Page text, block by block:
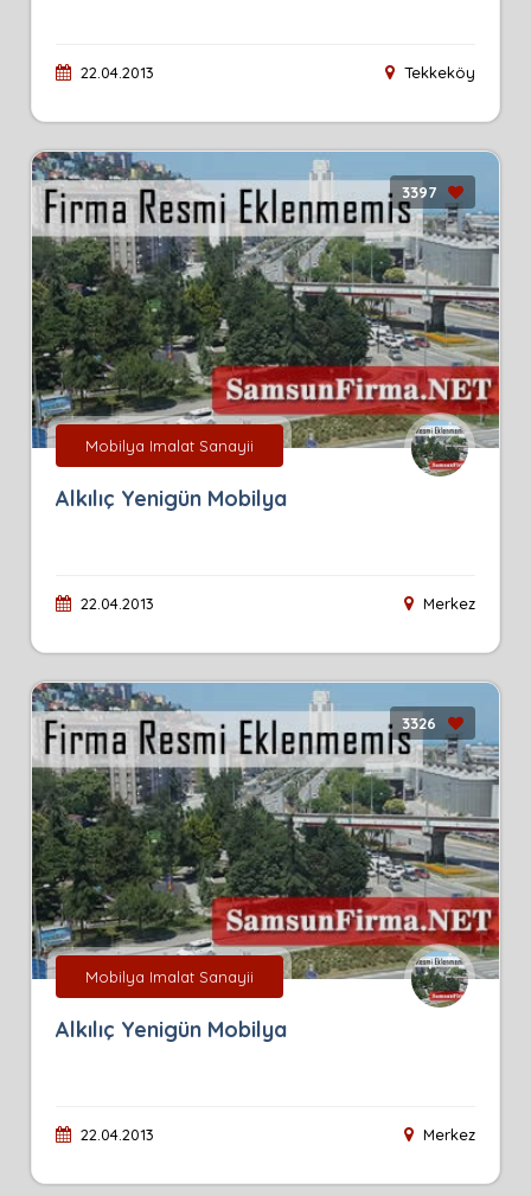
22.04.2013 Tekkeköy
3397
Mobilya Imalat Sanayii
Alkılıç Yenigün Mobilya
22.04.2013 Merkez
3326
Mobilya Imalat Sanayii
Alkılıç Yenigün Mobilya
22.04.2013 Merkez